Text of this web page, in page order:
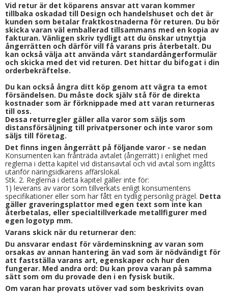
Vid retur är det köparens ansvar att varan kommer
tillbaka oskadad till Design och handelshuset och det är
kunden som betalar fraktkostnaderna för returen. Du bör
skicka varan väl emballerad tillsammans med en kopia av
fakturan. Vänligen skriv tydligt att du önskar utnyttja
ångerrätten och därför vill få varans pris återbetalt. Du
kan också välja att använda vårt standardångerformulär
och skicka med det vid returen. Det hittar du bifogat i din
orderbekräftelse.
Du kan också ångra ditt köp genom att vägra ta emot
försändelsen. Du måste dock själv stå för de direkta
kostnader som är förknippade med att varan returneras
till oss.
Dessa returregler gäller alla varor som säljs som
distansförsäljning till privatpersoner och inte varor som
säljs till företag.
Det finns ingen ångerrätt på följande varor - se nedan
Konsumenten kan frånträda avtalet (ångerrätt) i enlighet med
reglerna i detta kapitel vid distansavtal och vid avtal som ingåtts
utanför näringsidkarens affärslokal.
Stk. 2. Reglerna i detta kapitel gäller inte för:
1) leverans av varor som tillverkats enligt konsumentens
specifikationer eller som har fått en tydlig personlig prägel. Detta
gäller graveringsplattor med egen text som inte kan
återbetalas, eller specialtillverkade metallfigurer med
egen logotyp mm.
Varans skick när du returnerar den:
Du ansvarar endast för värdeminskning av varan som
orsakas av annan hantering än vad som är nödvändigt för
att fastställa varans art, egenskaper och hur den
fungerar. Med andra ord: Du kan prova varan på samma
sätt som om du provade den i en fysisk butik.
Om varan har provats utöver vad som beskrivits ovan